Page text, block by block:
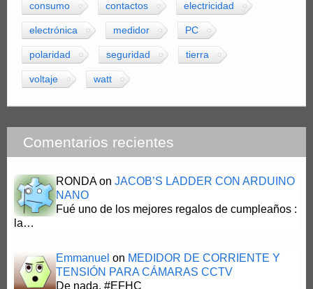
consumo contactos electricidad
electrónica medidor PC
polaridad seguridad tierra
voltaje watt
Comentarios recientes
RONDA on JACOB’S LADDER CON ARDUINO
NANO
Fué uno de los mejores regalos de cumpleaños :
la…
Emmanuel on MEDIDOR DE CORRIENTE Y
TENSIÓN PARA CÁMARAS CCTV
De nada. #EFHC